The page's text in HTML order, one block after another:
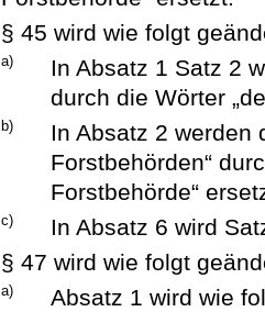
§ 45 wird wie folgt
a)
In Absatz 1 Satz 2
durch die Wörter
b)
In Absatz 2 werden
Forstbehörden“
Forstbehörde“
c) In Absatz 6 wird
§ 47 wird wie folgt
a) Absatz 1 wird wie